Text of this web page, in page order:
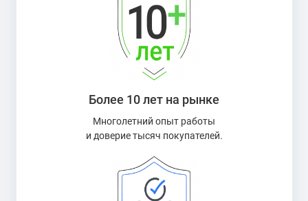
Более 10 лет на рынке
Многолетний опыт работы
и доверие тысяч покупателей.